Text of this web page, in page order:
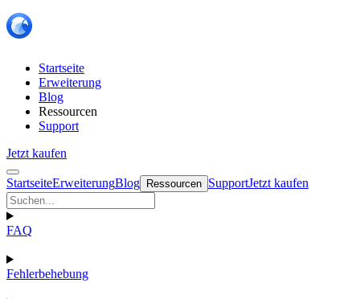
Startseite
Erweiterung
Blog
Ressourcen
Support
Jetzt kaufen
StartseiteErweiterungBlog Ressourcen SupportJetzt kaufen
FAQ
Fehlerbehebung